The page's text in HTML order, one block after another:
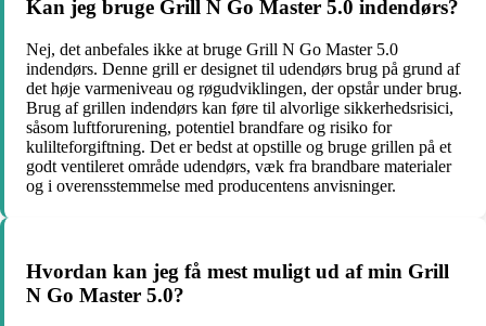
Kan jeg bruge Grill N Go Master 5.0 indendørs?
Nej, det anbefales ikke at bruge Grill N Go Master 5.0
indendørs. Denne grill er designet til udendørs brug på grund af
det høje varmeniveau og røgudviklingen, der opstår under brug.
Brug af grillen indendørs kan føre til alvorlige sikkerhedsrisici,
såsom luftforurening, potentiel brandfare og risiko for
kulilteforgiftning. Det er bedst at opstille og bruge grillen på et
godt ventileret område udendørs, væk fra brandbare materialer
og i overensstemmelse med producentens anvisninger.
Hvordan kan jeg få mest muligt ud af min Grill
N Go Master 5.0?